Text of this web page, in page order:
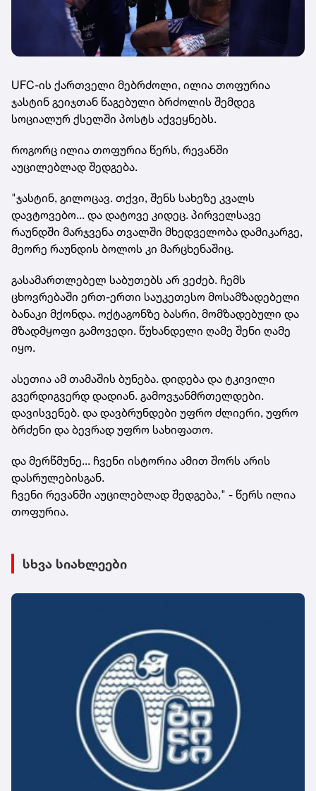
UFC-ის ქართველი მებრძოლი, ილია თოფურია
ჯასტინ გეიჯთან წაგებული ბრძოლის შემდეგ
სოციალურ ქსელში პოსტს აქვეყნებს.
როგორც ილია თოფურია წერს, რევანში
აუცილებლად შედგება.
"ჯასტინ, გილოცავ. თქვი, შენს სახეზე კვალს
დავტოვებო... და დატოვე კიდეც. პირველსავე
რაუნდში მარჯვენა თვალში მხედველობა დამიკარგე,
მეორე რაუნდის ბოლოს კი მარცხენაშიც.
გასამართლებელ საბუთებს არ ვეძებ. ჩემს
ცხოვრებაში ერთ-ერთი საუკეთესო მოსამზადებელი
ბანაკი მქონდა. ოქტაგონზე ბასრი, მომზადებული და
მზადმყოფი გამოვედი. წუხანდელი ღამე შენი ღამე
იყო.
ასეთია ამ თამაშის ბუნება. დიდება და ტკივილი
გვერდიგვერდ დადიან. გამოვჯანმრთელდები.
დავისვენებ. და დავბრუნდები უფრო ძლიერი, უფრო
ბრძენი და ბევრად უფრო სახიფათო.
და მერწმუნე... ჩვენი ისტორია ამით შორს არის
დასრულებისგან.
ჩვენი რევანში აუცილებლად შედგება," - წერს ილია
თოფურია.
სხვა სიახლეები